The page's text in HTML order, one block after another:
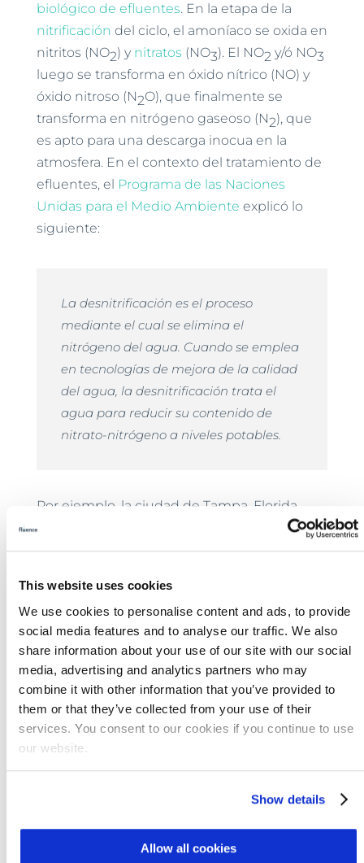
This website uses cookies
We use cookies to personalise content and ads, to provide
social media features and to analyse our traffic. We also
share information about your use of our site with our social
media, advertising and analytics partners who may
combine it with other information that you’ve provided to
them or that they’ve collected from your use of their
services. You consent to our cookies if you continue to use
our website.
Show details
Allow all cookies
biológico de efluentes. En la etapa de la
nitrificación del ciclo, el amoníaco se oxida en
nitritos (NO2) y nitratos (NO3). El NO2 y/ó NO3
luego se transforma en óxido nítrico (NO) y
óxido nitroso (N2O), que finalmente se
transforma en nitrógeno gaseoso (N2), que
es apto para una descarga inocua en la
atmosfera. En el contexto del tratamiento de
efluentes, el Programa de las Naciones
Unidas para el Medio Ambiente explicó lo
siguiente:
La desnitrificación es el proceso
mediante el cual se elimina el
nitrógeno del agua. Cuando se emplea
en tecnologías de mejora de la calidad
del agua, la desnitrificación trata el
agua para reducir su contenido de
nitrato-nitrógeno a niveles potables.
Por ejemplo, la ciudad de Tampa, Florida,
utiliza el proceso tradicional de lodo activado
como uno de los siete en sus propias
La desnitrificación se [...] emplea para
convertir el nitrato-nitrógeno en el
efluente del proceso de nitrificación de
lodo activado en gas nitrógeno. La
desnitrificación tiene lugar en el lecho
profundo, filtros de desnitrificación de
de carbono suplementada (metanol) al
para proporcionar una fuente de